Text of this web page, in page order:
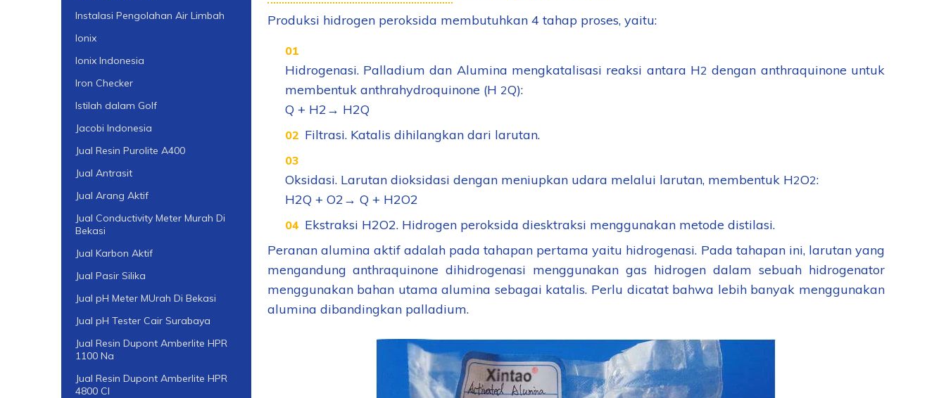
Produksi hidrogen peroksida membutuhkan 4 tahap proses, yaitu:
Hidrogenasi. Palladium dan Alumina mengkatalisasi reaksi antara H2 dengan anthraquinone untuk
membentuk anthrahydroquinone (H 2Q):
Q + H2 → H2Q
Filtrasi. Katalis dihilangkan dari larutan.
Oksidasi. Larutan dioksidasi dengan meniupkan udara melalui larutan, membentuk H2O2:
H2Q + O2 → Q + H2O2
Ekstraksi H2O2. Hidrogen peroksida diesktraksi menggunakan metode distilasi.
Peranan alumina aktif adalah pada tahapan pertama yaitu hidrogenasi. Pada tahapan ini, larutan yang
mengandung anthraquinone dihidrogenasi menggunakan gas hidrogen dalam sebuah hidrogenator
menggunakan bahan utama alumina sebagai katalis. Perlu dicatat bahwa lebih banyak menggunakan
alumina dibandingkan palladium.
Instalasi Pengolahan Air Limbah
Ionix
Ionix Indonesia
Iron Checker
Istilah dalam Golf
Jacobi Indonesia
Jual Resin Purolite A400
Jual Antrasit
Jual Arang Aktif
Jual Conductivity Meter Murah Di
Bekasi
Jual Karbon Aktif
Jual Pasir Silika
Jual pH Meter MUrah Di Bekasi
Jual pH Tester Cair Surabaya
Jual Resin Dupont Amberlite HPR
1100 Na
Jual Resin Dupont Amberlite HPR
4800 Cl